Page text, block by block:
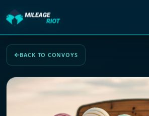
BACK TO CONVOYS